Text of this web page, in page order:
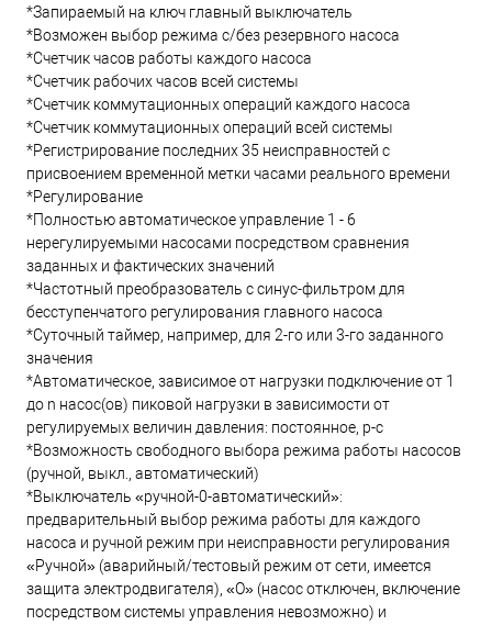
*Запираемый на ключ главный выключатель
*Возможен выбор режима с/без резервного насоса
*Счетчик часов работы каждого насоса
*Счетчик рабочих часов всей системы
*Счетчик коммутационных операций каждого насоса
*Счетчик коммутационных операций всей системы
*Регистрирование последних 35 неисправностей с
присвоением временной метки часами реального времени
*Регулирование
*Полностью автоматическое управление 1 - 6
нерегулируемыми насосами посредством сравнения
заданных и фактических значений
*Частотный преобразователь с синус-фильтром для
бесступенчатого регулирования главного насоса
*Суточный таймер, например, для 2-го или 3-го заданного
значения
*Автоматическое, зависимое от нагрузки подключение от 1
до n насос(ов) пиковой нагрузки в зависимости от
регулируемых величин давления: постоянное, p-c
*Возможность свободного выбора режима работы насосов
(ручной, выкл., автоматический)
*Выключатель «ручной-0-автоматический»:
предварительный выбор режима работы для каждого
насоса и ручной режим при неисправности регулирования
«Ручной» (аварийный/тестовый режим от сети, имеется
защита электродвигателя), «O» (насос отключен, включение
посредством системы управления невозможно) и